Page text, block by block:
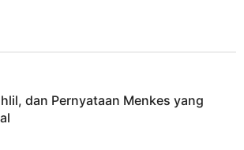
dan Pernyataan Menkes yang